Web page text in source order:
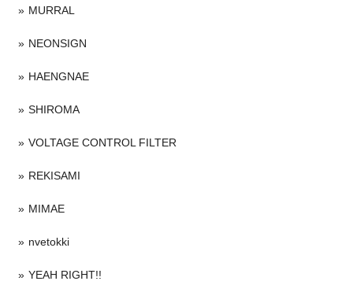
MURRAL
NEONSIGN
HAENGNAE
SHIROMA
VOLTAGE CONTROL FILTER
REKISAMI
MIMAE
nvetokki
YEAH RIGHT!!